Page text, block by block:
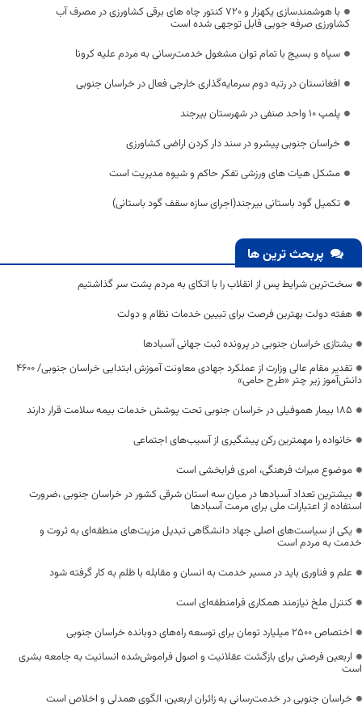
با هوشمندسازی یکهزار و 720 کنتور چاه های برقی کشاورزی در مصرف آب
کشاورزی صرفه جویی قابل توجهی شده است
سپاه و بسیج با تمام توان مشغول خدمت‌رسانی به مردم علیه کرونا
افغانستان در رتبه دوم سرمایه‌گذاری خارجی فعال در خراسان جنوبی
پلمپ 10 واحد صنفی در شهرستان بیرجند
خراسان جنوبی پیشرو در سند دار کردن اراضی کشاورزی
مشکل هیات های ورزشی تفکر حاکم و شیوه مدیریت است
تکمیل گود باستانی بیرجند(اجرای سازه سقف گود باستانی)
پربحث ترین ها
سخت‌ترین شرایط پس از انقلاب را با اتکای به مردم پشت سر گذاشتیم
هفته دولت بهترین فرصت برای تبیین خدمات نظام و دولت
یشتازی خراسان جنوبی در پرونده ثبت جهانی آسبادها
تقدیر مقام عالی وزارت از عملکرد جهادی معاونت آموزش ابتدایی خراسان جنوبی/ ۴۶۰۰
دانش‌آموز زیر چتر «طرح حامی»
۱۸۵ بیمار هموفیلی در خراسان جنوبی تحت پوشش خدمات بیمه سلامت قرار دارند
خانواده را مهمترین رکن پیشگیری از آسیب‌های اجتماعی
موضوع میراث فرهنگی، امری فرابخشی است
بیشترین تعداد آسبادها در میان سه استان شرقی کشور در خراسان جنوبی ،ضرورت
استفاده از اعتبارات ملی برای مرمت آسبادها
یکی از سیاست‌های اصلی جهاد دانشگاهی تبدیل مزیت‌های منطقه‌ای به ثروت و
خدمت به مردم است
علم و فناوری باید در مسیر خدمت به انسان و مقابله با ظلم به کار گرفته شود
کنترل ملخ نیازمند همکاری فرامنطقه‌ای است
اختصاص 2500 میلیارد تومان برای توسعه راه‌های دوبانده خراسان جنوبی
اربعین فرصتی برای بازگشت عقلانیت و اصول فراموش‌شده انسانیت به جامعه بشری
است
خراسان جنوبی در خدمت‌رسانی به زائران اربعین، الگوی همدلی و اخلاص است